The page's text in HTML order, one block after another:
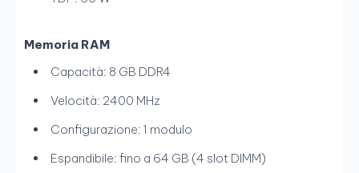
Memoria RAM
Capacità: 8 GB DDR4
Velocità: 2400 MHz
Configurazione: 1 modulo
Espandibile: fino a 64 GB (4 slot DIMM)